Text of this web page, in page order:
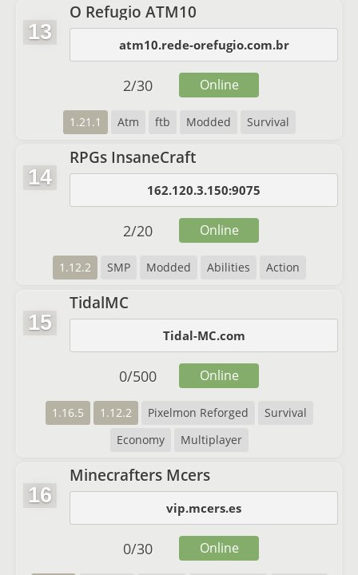
13
O Refugio ATM10
atm10.rede-orefugio.com.br
1.21.1 Atm ftb Modded Survival
2/30 Online
14
RPGs InsaneCraft
162.120.3.150:9075
1.12.2 SMP Modded Abilities Action
2/20 Online
15
TidalMC
Tidal-MC.com
1.16.5 1.12.2 Pixelmon Reforged
Survival
Economy
Multiplayer
0/500 Online
16
Minecrafters Mcers
vip.mcers.es
0/30 Online